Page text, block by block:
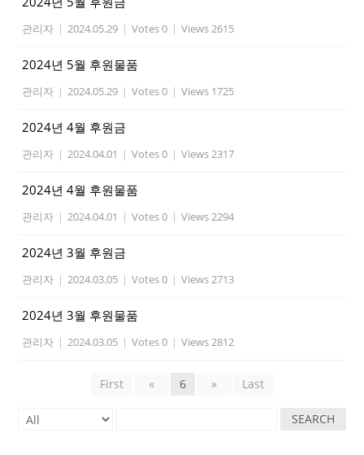
관리자 | 2024.05.29 | Votes 0 | Views 2615
2024년 5월 후원물품
관리자 | 2024.05.29 | Votes 0 | Views 1725
2024년 4월 후원금
관리자 | 2024.04.01 | Votes 0 | Views 2317
2024년 4월 후원물품
관리자 | 2024.04.01 | Votes 0 | Views 2294
2024년 3월 후원금
관리자 | 2024.03.05 | Votes 0 | Views 2713
2024년 3월 후원물품
관리자 | 2024.03.05 | Votes 0 | Views 2812
First « 6 » Last
SEARCH